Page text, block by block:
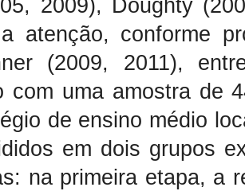
2009), Doughty
atenção, conforme
(2009, 2011),
com uma amostra de
de ensino médio
em dois grupos
na primeira etapa, a